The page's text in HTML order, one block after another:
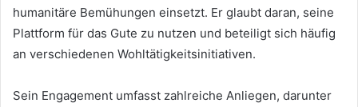
humanitäre Bemühungen einsetzt. Er glaubt daran, seine
Plattform für das Gute zu nutzen und beteiligt sich häufig
an verschiedenen Wohltätigkeitsinitiativen.
Sein Engagement umfasst zahlreiche Anliegen, darunter